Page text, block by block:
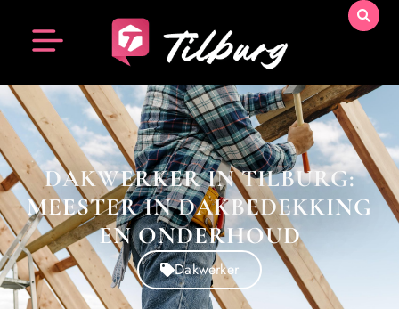
DAKWERKER IN TILBURG:
MEESTER IN DAKBEDEKKING
EN ONDERHOUD
Dakwerker